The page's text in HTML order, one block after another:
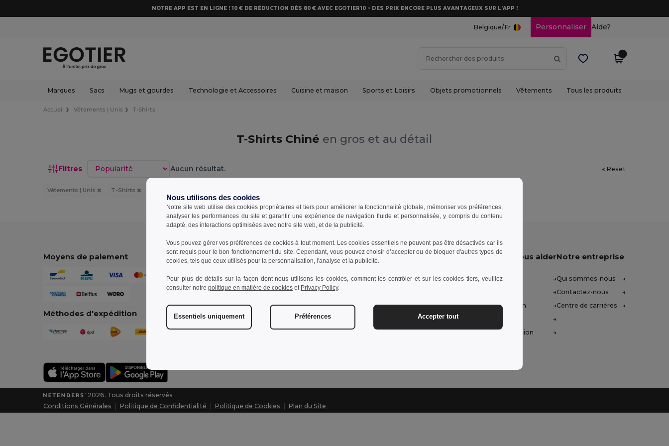
NOTRE APP EST EN LIGNE ! 10 € DE RÉDUCTION DÈS 80 € AVEC EGOTIER10 – DES PRIX ENCORE PLUS AVANTAGEUX SUR L’APP !
Belgique/Fr Personnaliser Aide?
Marques Sacs Mugs et gourdes Technologie et Accessoires Cuisine et maison Sports et Loisirs Objets promotionnels Vêtements Tous les produits
Accueil Vêtements | Unis T-Shirts
T-Shirts Chiné en gros et au détail
Filtres Trier par Aucun résultat. « Reset
Vêtements | Unis T-Shirts
Moyens de paiement
Méthodes d'expédition
Contactez-nous
Service Client
client@egotier.be
Ventes
ventes@egotier.be
Laissez-nous vous aider
Centre d'aide (FAQ)
Droit de rétractation
Méthodes d'expédition
Notre entreprise
Qui sommes-nous
Contactez-nous
Centre de carrières
2026. Tous droits réservés
Conditions Générales
Politique de Confidentialité Politique de Cookies Plan du Site
Nous utilisons des cookies
Notre site web utilise des cookies propriétaires et tiers pour améliorer la fonctionnalité globale, mémoriser vos préférences,
analyser les performances du site et garantir une expérience de navigation fluide et personnalisée, y compris du contenu
adapté, des interactions optimisées avec notre site web, et de la publicité.
Vous pouvez gérer vos préférences de cookies à tout moment. Les cookies essentiels ne peuvent pas être désactivés car ils
sont requis pour le bon fonctionnement du site. Cependant, vous pouvez choisir d’accepter ou de bloquer d'autres types de
cookies, tels que ceux utilisés pour la personnalisation, l'analyse et la publicité.
Pour plus de détails sur la façon dont nous utilisons les cookies, comment les contrôler et sur les cookies tiers, veuillez
consulter notre politique en matière de cookies et Privacy Policy.
Essentiels uniquement Préférences Accepter tout